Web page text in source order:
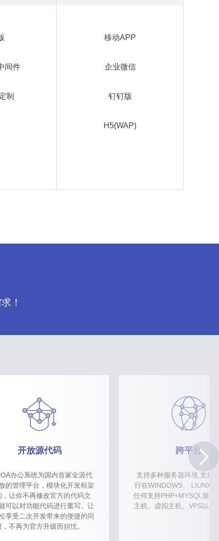
间件
制
移动APP
企业微信
钉钉版
H5(WAP)
！
开放源代码
办公系统为国内首家全源代
的管理平台，模块化开发框架
，让你不再修改官方的代码文
可以对功能代码进行重写。让
享受二次开发带来的便捷的同
，不再为官方升级而担忧。
跨平台
支持多种服务器环境,支持
行在WINDOWS、 LIUNX
任何支持PHP+MYSQL服务
主机、虚拟主机、VPS以及